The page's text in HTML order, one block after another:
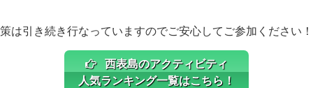
は引き続き行なっていますのでご安心してご参加ください！
西表島のアクティビティ
人気ランキング一覧はこちら！